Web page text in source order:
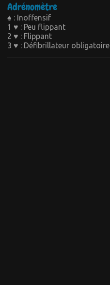
Adrénomètre
♠ : Inoffensif
1 ♥ : Peu flippant
2 ♥ : Flippant
3 ♥ : Défibrillateur obligatoire